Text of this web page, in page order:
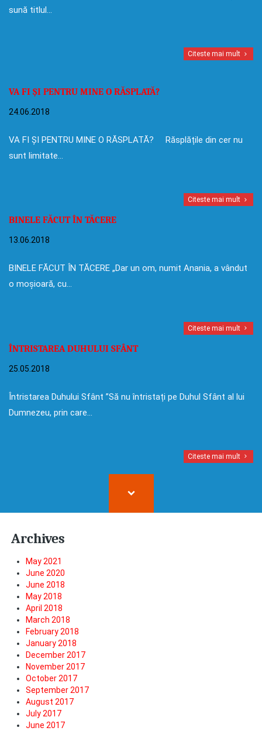
sună titlul…
Citeste mai mult
VA FI ȘI PENTRU MINE O RĂSPLATĂ?
24.06.2018
VA FI ȘI PENTRU MINE O RĂSPLATĂ? Răsplățile din cer nu
sunt limitate…
Citeste mai mult
BINELE FĂCUT ÎN TĂCERE
13.06.2018
BINELE FĂCUT ÎN TĂCERE „Dar un om, numit Anania, a vândut
o moșioară, cu…
Citeste mai mult
ÎNTRISTAREA DUHULUI SFÂNT
25.05.2018
Întristarea Duhului Sfânt ”Să nu întristați pe Duhul Sfânt al lui
Dumnezeu, prin care…
Citeste mai mult
Archives
May 2021
June 2020
June 2018
May 2018
April 2018
March 2018
February 2018
January 2018
December 2017
November 2017
October 2017
September 2017
August 2017
July 2017
June 2017